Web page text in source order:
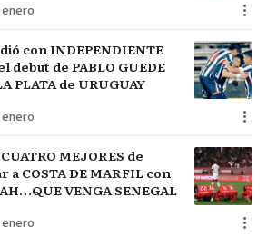
con INDEPENDIENTE
debut de PABLO GUEDE
PLATA de URUGUAY
MEJORES de
a COSTA DE MARFIL con
VENGA SENEGAL